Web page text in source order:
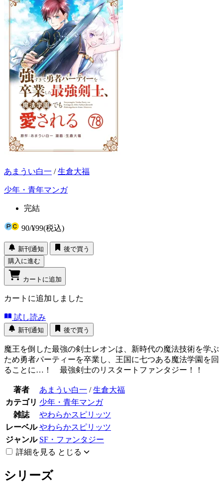
あまうい白一 /生倉大福
少年・青年マンガ
完結
90/¥99(税込)
新刊通知
後で買う
購入に進む
カートに追加
カートに追加しました
試し読み
新刊通知 後で買う
魔王を倒した最強の剣士レオンは、新時代の魔法技術を学ぶ
ため勇者パーティーを卒業し、王国に七つある魔法学園を回
ることに…！ 最強剣士のリスタートファンタジー！！
著者 あまうい白一 /生倉大福
カテゴリ 少年・青年マンガ
雑誌
やわらかスピリッツ
レーベル やわらかスピリッツ
ジャンル SF・ファンタジー
詳細を見る とじる
シリーズ